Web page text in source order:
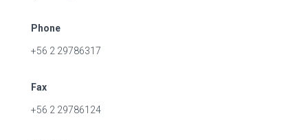
Phone
+56 2 29786317
Fax
+56 2 29786124